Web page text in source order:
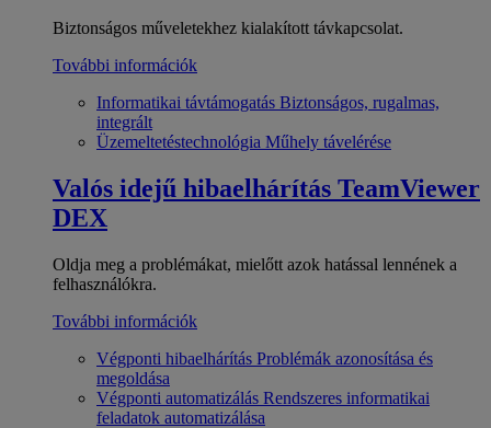
Biztonságos műveletekhez kialakított távkapcsolat.
További információk
Informatikai távtámogatás Biztonságos, rugalmas,
integrált
Üzemeltetéstechnológia Műhely távelérése
Valós idejű hibaelhárítás TeamViewer
DEX
Oldja meg a problémákat, mielőtt azok hatással lennének a
felhasználókra.
További információk
Végponti hibaelhárítás Problémák azonosítása és
megoldása
Végponti automatizálás Rendszeres informatikai
feladatok automatizálása